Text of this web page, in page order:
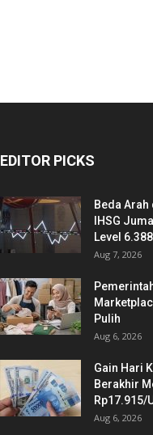
EDITOR PICKS
Beda
IHSG
Level 6.388
Aug 7, 2026
Pulih
Aug 6, 2026
Gain Hari
Berakhir
Rp17.915/
Aug 6, 2026